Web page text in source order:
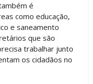
é
como educação,
e saneamento
que são
trabalhar junto
os cidadãos no